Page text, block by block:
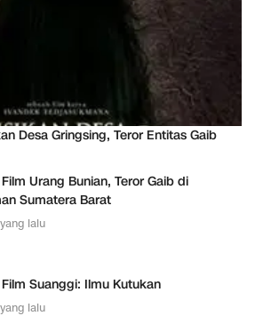
Desa Gringsing, Teror Entitas Gaib
Urang Bunian, Teror Gaib di
Sumatera Barat
lalu
Suanggi: Ilmu Kutukan
lalu